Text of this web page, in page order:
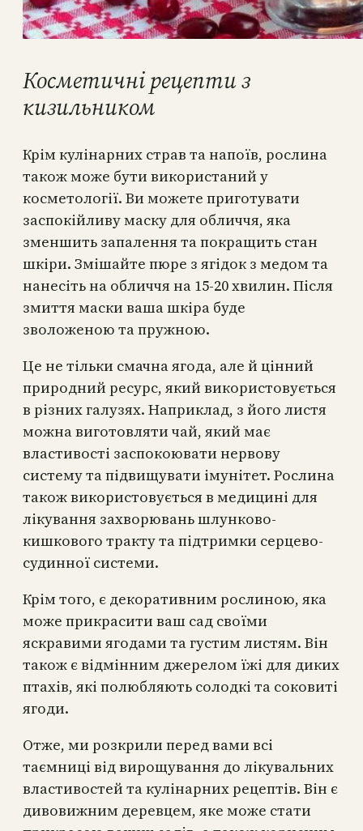
Косметичні рецепти з
кизильником
Крім кулінарних страв та напоїв, рослина
також може бути використаний у
косметології. Ви можете приготувати
заспокійливу маску для обличчя, яка
зменшить запалення та покращить стан
шкіри. Змішайте пюре з ягідок з медом та
нанесіть на обличчя на 15-20 хвилин. Після
змиття маски ваша шкіра буде
зволоженою та пружною.
Це не тільки смачна ягода, але й цінний
природний ресурс, який використовується
в різних галузях. Наприклад, з його листя
можна виготовляти чай, який має
властивості заспокоювати нервову
систему та підвищувати імунітет. Рослина
також використовується в медицині для
лікування захворювань шлунково-
кишкового тракту та підтримки серцево-
судинної системи.
Крім того, є декоративним рослиною, яка
може прикрасити ваш сад своїми
яскравими ягодами та густим листям. Він
також є відмінним джерелом їжі для диких
птахів, які полюбляють солодкі та соковиті
ягоди.
Отже, ми розкрили перед вами всі
таємниці від вирощування до лікувальних
властивостей та кулінарних рецептів. Він є
дивовижним деревцем, яке може стати